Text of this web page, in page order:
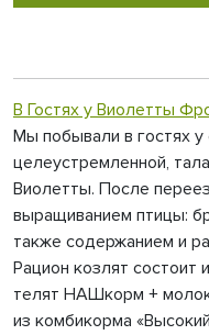
В Гостях у Виолетты
Мы побывали в гостях у
целеустремленной,
Виолетты. После
выращиванием птицы:
также содержанием и
Рацион козлят состоит
телят НАШкорм +
из комбикорма